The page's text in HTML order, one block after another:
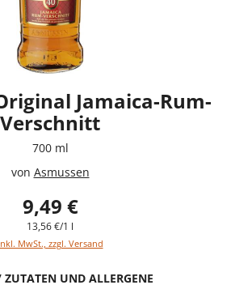
Jamaica-Rum-
Verschnitt
700 ml
von Asmussen
9,49 €
13,56 €/1 l
MwSt., zzgl. Versand
ZUTATEN UND ALLERGENE